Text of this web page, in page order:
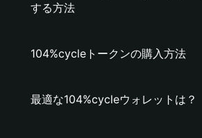
する方法
104%cycleトークンの購入方法
最適な104%cycleウォレットは？